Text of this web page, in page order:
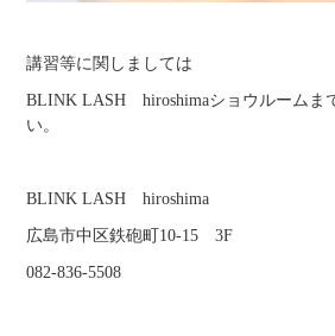
講習等に関しましては
BLINK LASH hiroshimaショウルームま
い。
BLINK LASH hiroshima
広島市中区鉄砲町10-15 3F
082-836-5508